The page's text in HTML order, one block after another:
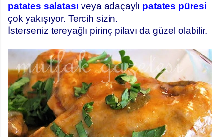
patates salatası veya adaçaylı patates püresi
çok yakışıyor. Tercih sizin.
İsterseniz tereyağlı pirinç pilavı da güzel olabilir.